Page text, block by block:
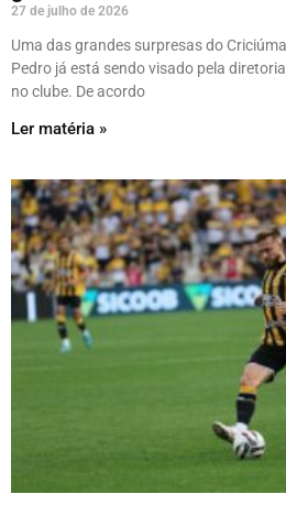
27 de julho de 2026
Uma das grandes surpresas do
Pedro já está sendo visado pela
no clube. De acordo
Ler matéria »